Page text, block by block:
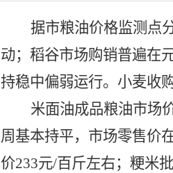
据市粮油价格监测点
动；稻谷市场购销普遍在
持稳中偏弱运行。小麦收
米面油成品粮油市场
周基本持平，市场零售价
价233元/百斤左右；粳米